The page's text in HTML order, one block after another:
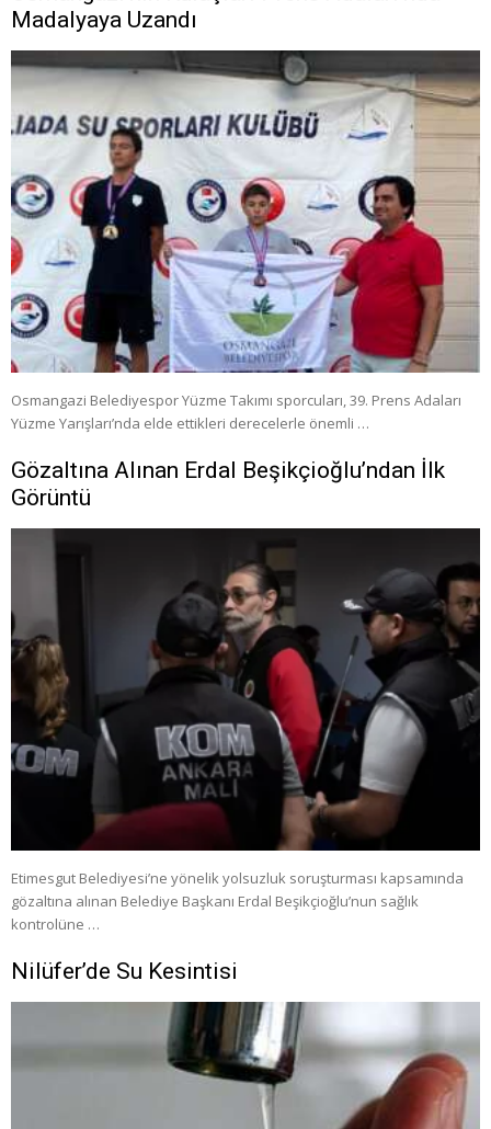
Madalyaya Uzandı
Osmangazi Belediyespor Yüzme Takımı sporcuları, 39. Prens Adaları
Yüzme Yarışları’nda elde ettikleri derecelerle önemli …
Gözaltına Alınan Erdal Beşikçioğlu’ndan İlk
Görüntü
Etimesgut Belediyesi’ne yönelik yolsuzluk soruşturması kapsamında
gözaltına alınan Belediye Başkanı Erdal Beşikçioğlu’nun sağlık
kontrolüne …
Nilüfer’de Su Kesintisi